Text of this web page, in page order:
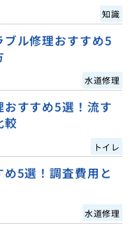
知識
ル修理おすすめ5
水道修理
すすめ5選！流す
較
トイレ
5選！調査費用と
水道修理